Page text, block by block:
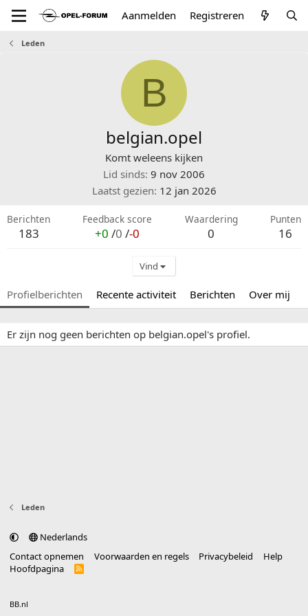
Aanmelden Registreren
Leden
B
belgian.opel
Komt weleens kijken
Lid sinds 9 nov 2006
Laatst gezien 12 jan 2026
Berichten
183
Feedback score
+0 /0 /-0
Waardering
0
Punten
16
Vind
Profielberichten Recente activiteit Berichten Over mij
Er zijn nog geen berichten op belgian.opel's profiel.
Leden
Nederlands
Contact opnemen
Voorwaarden en regels Privacybeleid
Help
Hoofdpagina
R
BB.nl